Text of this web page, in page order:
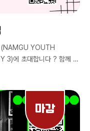
대합니다 ? 함께 노
간 보내요! ▪️영어나
마감